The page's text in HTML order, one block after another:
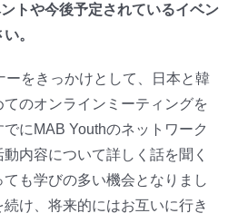
トや今後予定されているイベン
。
をきっかけとして、日本と韓
のオンラインミーティングを
にMAB Youthのネットワーク
内容について詳しく話を聞く
も学びの多い機会となりまし
け、将来的にはお互いに行き